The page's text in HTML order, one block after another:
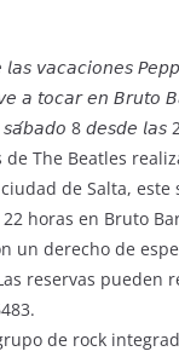
𝘷𝘢𝘤𝘢𝘤𝘪𝘰𝘯𝘦𝘴
𝘢 𝘵𝘰𝘤𝘢𝘳 𝘦𝘯 𝘉𝘳𝘶𝘵𝘰
8 𝘥𝘦𝘴𝘥𝘦 𝘭𝘢𝘴
de The Beatles
de Salta, este
horas en Bruto
un derecho de
reservas pueden
de rock